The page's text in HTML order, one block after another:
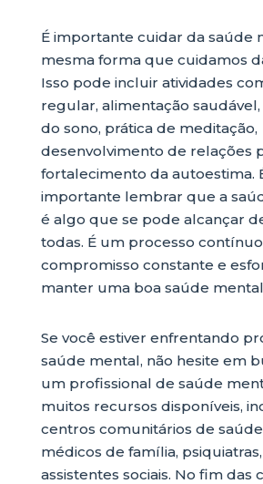
É importante cuidar da saúde
mesma forma que cuidamos
Isso pode incluir atividades
regular, alimentação
do sono, prática de meditação,
desenvolvimento de relações
fortalecimento da autoestima.
importante lembrar que a
é algo que se pode alcançar
todas. É um processo
compromisso constante e
manter uma boa saúde
Se você estiver enfrentando
saúde mental, não hesite em
um profissional de saúde
muitos recursos disponíveis,
centros comunitários de
médicos de família,
assistentes sociais. No fim das